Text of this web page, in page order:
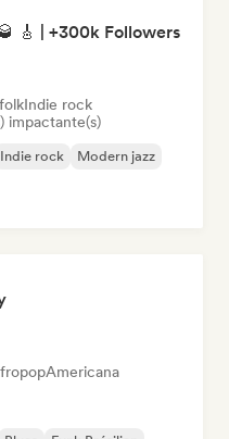
🎸 | +300k Followers
Indie rock
impactante(s)
Indie rock
Modern jazz
Americana